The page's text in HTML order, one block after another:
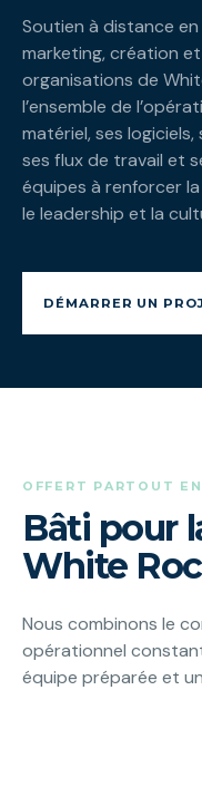
Soutien à distance
marketing, création
organisations de
l’ensemble de
matériel, ses
ses flux de travail et
équipes à renforcer
le leadership et la
DÉMARRER UN
OFFERT PARTOUT
Bâti pour
White
Nous combinons le
opérationnel
équipe préparée et